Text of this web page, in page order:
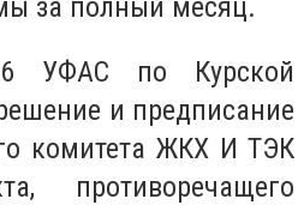
за полный месяц.
УФАС по Курской
и предписание
комитета ЖКХ И ТЭК
противоречащего